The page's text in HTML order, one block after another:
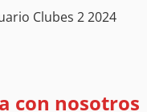
Clubes 2 2024
con nosotros